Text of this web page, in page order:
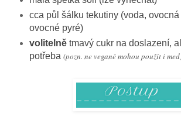
cca půl šálku tekutiny (voda,
ovocné pyré)
volitelnětmavý cukr na doslazení,
potřeba (pozn. ne vegané mohou použít i